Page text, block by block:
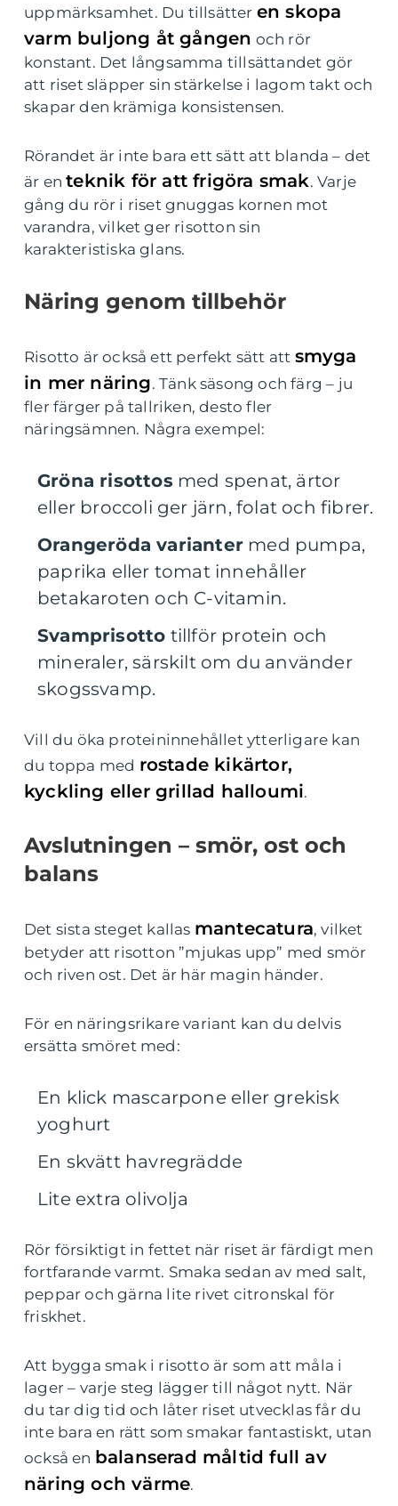
uppmärksamhet. Du tillsätter en skopa
varm buljong åt gången och rör
konstant. Det långsamma tillsättandet gör
att riset släpper sin stärkelse i lagom takt och
skapar den krämiga konsistensen.
Rörandet är inte bara ett sätt att blanda – det
är enteknik för att frigöra smak. Varje
gång du rör i riset gnuggas kornen mot
varandra, vilket ger risotton sin
karakteristiska glans.
Näring genom tillbehör
Risotto är också ett perfekt sätt att smyga
in mer näring. Tänk säsong och färg – ju
fler färger på tallriken, desto fler
näringsämnen. Några exempel:
Gröna risottos med spenat, ärtor
eller broccoli ger järn, folat och fibrer.
Orangeröda varianter med pumpa,
paprika eller tomat innehåller
betakaroten och C-vitamin.
Svamprisotto tillför protein och
mineraler, särskilt om du använder
skogssvamp.
Vill du öka proteininnehållet ytterligare kan
du toppa med rostade kikärtor,
kyckling eller grillad halloumi.
Avslutningen – smör, ost och
balans
Det sista steget kallas mantecatura, vilket
betyder att risotton ”mjukas upp” med smör
och riven ost. Det är här magin händer.
För en näringsrikare variant kan du delvis
ersätta smöret med:
En klick mascarpone eller grekisk
yoghurt
En skvätt havregrädde
Lite extra olivolja
Rör försiktigt in fettet när riset är färdigt men
fortfarande varmt. Smaka sedan av med salt,
peppar och gärna lite rivet citronskal för
friskhet.
Att bygga smak i risotto är som att måla i
lager – varje steg lägger till något nytt. När
du tar dig tid och låter riset utvecklas får du
inte bara en rätt som smakar fantastiskt, utan
också en balanserad måltid full av
näring och värme.